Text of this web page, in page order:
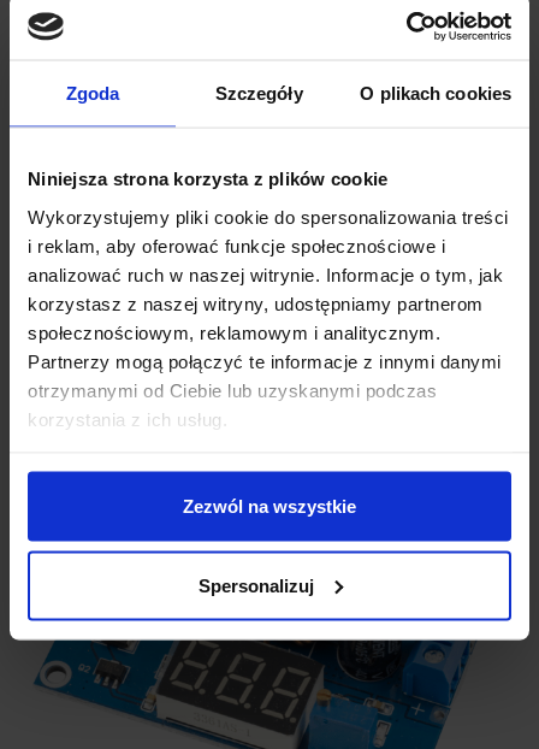
Zgoda Szczegóły O plikach cookies
Niniejsza strona korzysta z plików cookie
Wykorzystujemy pliki cookie do spersonalizowania treści
i reklam, aby oferować funkcje społecznościowe i
analizować ruch w naszej witrynie. Informacje o tym, jak
korzystasz z naszej witryny, udostępniamy partnerom
społecznościowym, reklamowym i analitycznym.
Partnerzy mogą połączyć te informacje z innymi danymi
otrzymanymi od Ciebie lub uzyskanymi podczas
korzystania z ich usług.
Zezwól na wszystkie
Spersonalizuj
Pady lutownicze napięcia
wyjściowego
Kalibracja wskazań woltomierza
Wyświetlacz LED
Otworzy montażowe (4 szt. – w
każdym z rogów modułu)